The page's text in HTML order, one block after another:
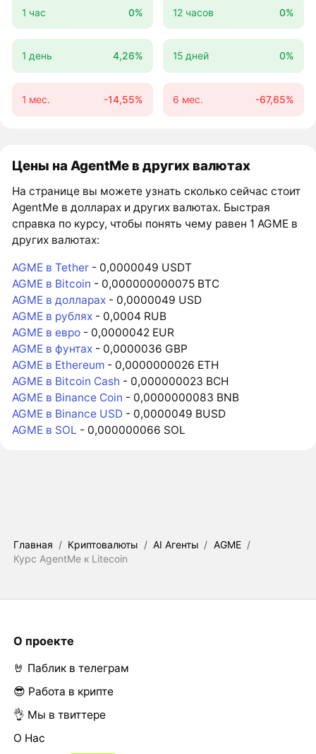
1 час 0% 12 часов 0%
1 день 4,26% 15 дней 0%
1 мес. -14,55% 6 мес. -67,65%
Цены на AgentMe в других валютах
На странице вы можете узнать сколько сейчас стоит
AgentMe в долларах и других валютах. Быстрая
справка по курсу, чтобы понять чему равен 1 AGME в
других валютах:
AGME в Tether - 0,0000049 USDT
AGME в Bitcoin - 0,000000000075 BTC
AGME в долларах - 0,0000049 USD
AGME в рублях - 0,0004 RUB
AGME в евро - 0,0000042 EUR
AGME в фунтах - 0,0000036 GBP
AGME в Ethereum - 0,0000000026 ETH
AGME в Bitcoin Cash - 0,000000023 BCH
AGME в Binance Coin - 0,0000000083 BNB
AGME в Binance USD - 0,0000049 BUSD
AGME в SOL - 0,000000066 SOL
Главная / Криптовалюты / AI Агенты / AGME /
Курс AgentMe к Litecoin
О проекте
🤘 Паблик в телеграм
😎 Работа в крипте
👌 Мы в твиттере
О Нас